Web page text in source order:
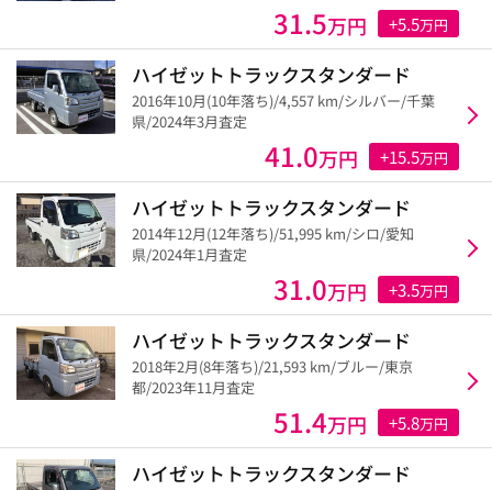
31.5万円 +5.5万円
ハイゼットトラックスタンダード
2016年10月(10年落ち)/4,557 km/シルバー/千葉
県/2024年3月査定
41.0万円 +15.5万円
ハイゼットトラックスタンダード
2014年12月(12年落ち)/51,995 km/シロ/愛知
県/2024年1月査定
31.0万円 +3.5万円
ハイゼットトラックスタンダード
2018年2月(8年落ち)/21,593 km/ブルー/東京
都/2023年11月査定
51.4万円 +5.8万円
ハイゼットトラックスタンダード